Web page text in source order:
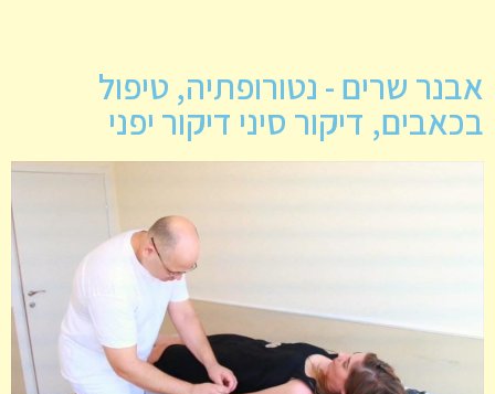
אבנר שרים - נטורופתיה, טיפול
בכאבים, דיקור סיני דיקור יפני